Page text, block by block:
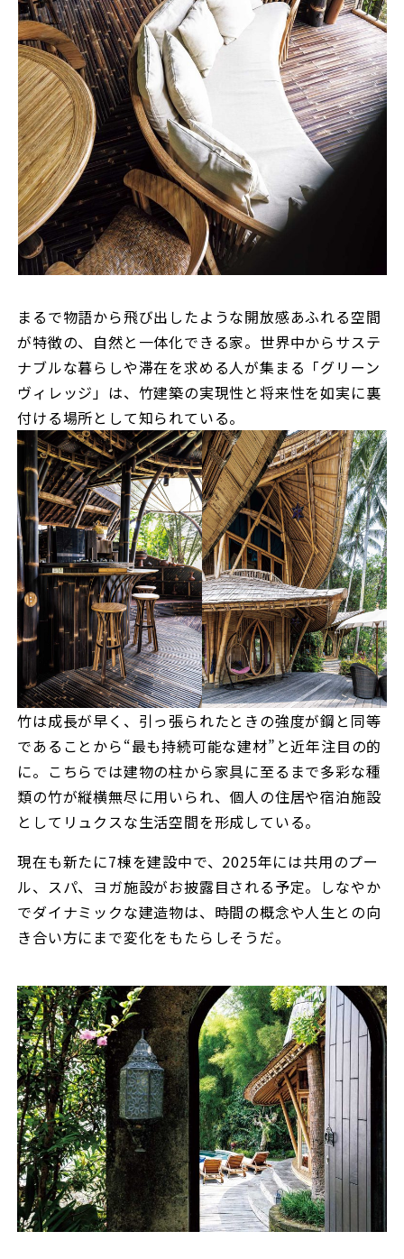
まるで物語から飛び出したような開放感あふれる空間
が特徴の、自然と一体化できる家。世界中からサステ
ナブルな暮らしや滞在を求める人が集まる「グリーン
ヴィレッジ」は、竹建築の実現性と将来性を如実に裏
付ける場所として知られている。
竹は成長が早く、引っ張られたときの強度が鋼と同等
であることから“最も持続可能な建材”と近年注目の的
に。こちらでは建物の柱から家具に至るまで多彩な種
類の竹が縦横無尽に用いられ、個人の住居や宿泊施設
としてリュクスな生活空間を形成している。
現在も新たに7棟を建設中で、2025年には共用のプー
ル、スパ、ヨガ施設がお披露目される予定。しなやか
でダイナミックな建造物は、時間の概念や人生との向
き合い方にまで変化をもたらしそうだ。